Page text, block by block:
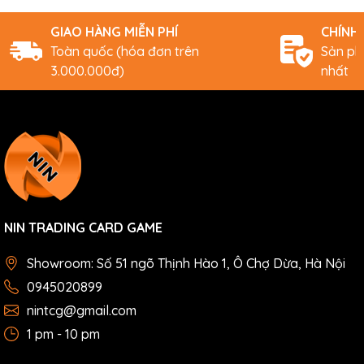
GIAO HÀNG MIỄN PHÍ
Toàn quốc (hóa đơn trên
3.000.000đ)
CHÍNH
Sản
nhất
NIN TRADING CARD GAME
Showroom: Số 51 ngõ Thịnh Hào 1, Ô Chợ Dừa, Hà Nội
0945020899
nintcg@gmail.com
1 pm - 10 pm